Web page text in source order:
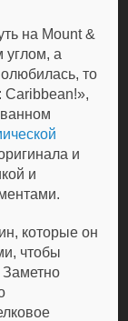
на Mount &
углом, а
то
Caribbean!»,
и
и
которые он
чтобы